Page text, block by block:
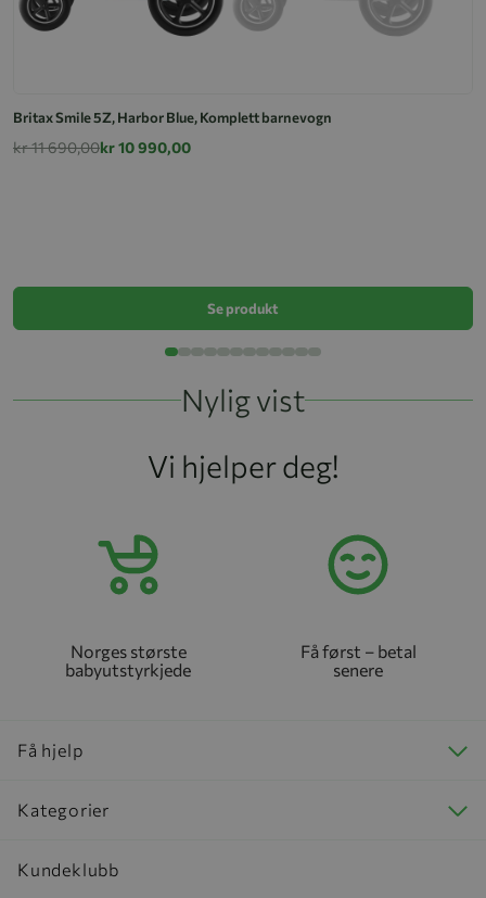
Britax Smile 5Z, Harbor Blue, Komplett barnevogn
kr 11 690,00kr 10 990,00
Se produkt
Nylig vist
Vi hjelper deg!
Norges største
babyutstyrkjede
Få først – betal
senere
Få hjelp
Kategorier
Kundeklubb